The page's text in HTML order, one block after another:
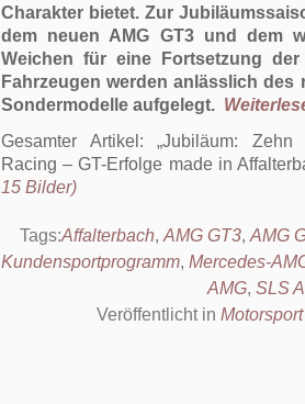
Charakter bietet. Zur
dem neuen AMG GT3 und dem
Weichen für eine Fortsetzung
Fahrzeugen werden anlässlich
Sondermodelle aufgelegt.
Gesamter Artikel: Jubiläum: Zehn
Racing – GT-Erfolge made in
15 Bilder)
Tags:Affalterbach, AMG GT3, AMG
Kundensportprogramm, Mercedes-
AMG, SLS
Veröffentlicht in Motorsport